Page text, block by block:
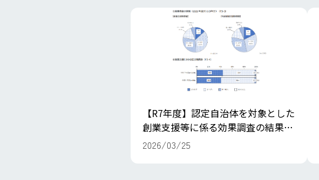
【R7年度】認定自治体を対象とした
創業支援等に係る効果調査の結果を
公開しました
2026/03/25